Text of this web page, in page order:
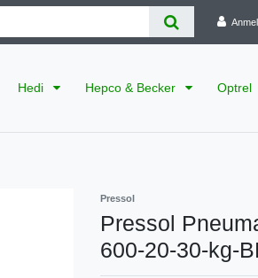
Hedi Hepco & Becker Optrel
Pressol
Pressol
600-20-30-kg-